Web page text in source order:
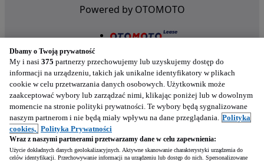
Powered by OTOMOTO
Nasze aplikacje w twoim telefonie
Dbamy o Twoją prywatność
My i nasi 375 partnerzy przechowujemy lub uzyskujemy dostęp do
informacji na urządzeniu, takich jak unikalne identyfikatory w plikach
cookie w celu przetwarzania danych osobowych. Użytkownik może
zaakceptować wybory lub zarządzać nimi, klikając poniżej lub w dowolnym
momencie na stronie polityki prywatności. Te wybory będą sygnalizowane
naszym partnerom i nie będą miały wpływu na dane przeglądania. Polityka
cookies, Polityka Prywatności
Wraz z naszymi partnerami przetwarzamy dane w celu zapewnienia:
Użycie dokładnych danych geolokalizacyjnych. Aktywne skanowanie charakterystyki urządzenia do
celów identyfikacji. Przechowywanie informacji na urządzeniu lub dostęp do nich. Spersonalizowane